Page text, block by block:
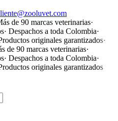
de 90 marcas veterinarias·
· Despachos a toda Colombia·
originales garantizados·
de 90 marcas veterinarias·
· Despachos a toda Colombia·
originales garantizados